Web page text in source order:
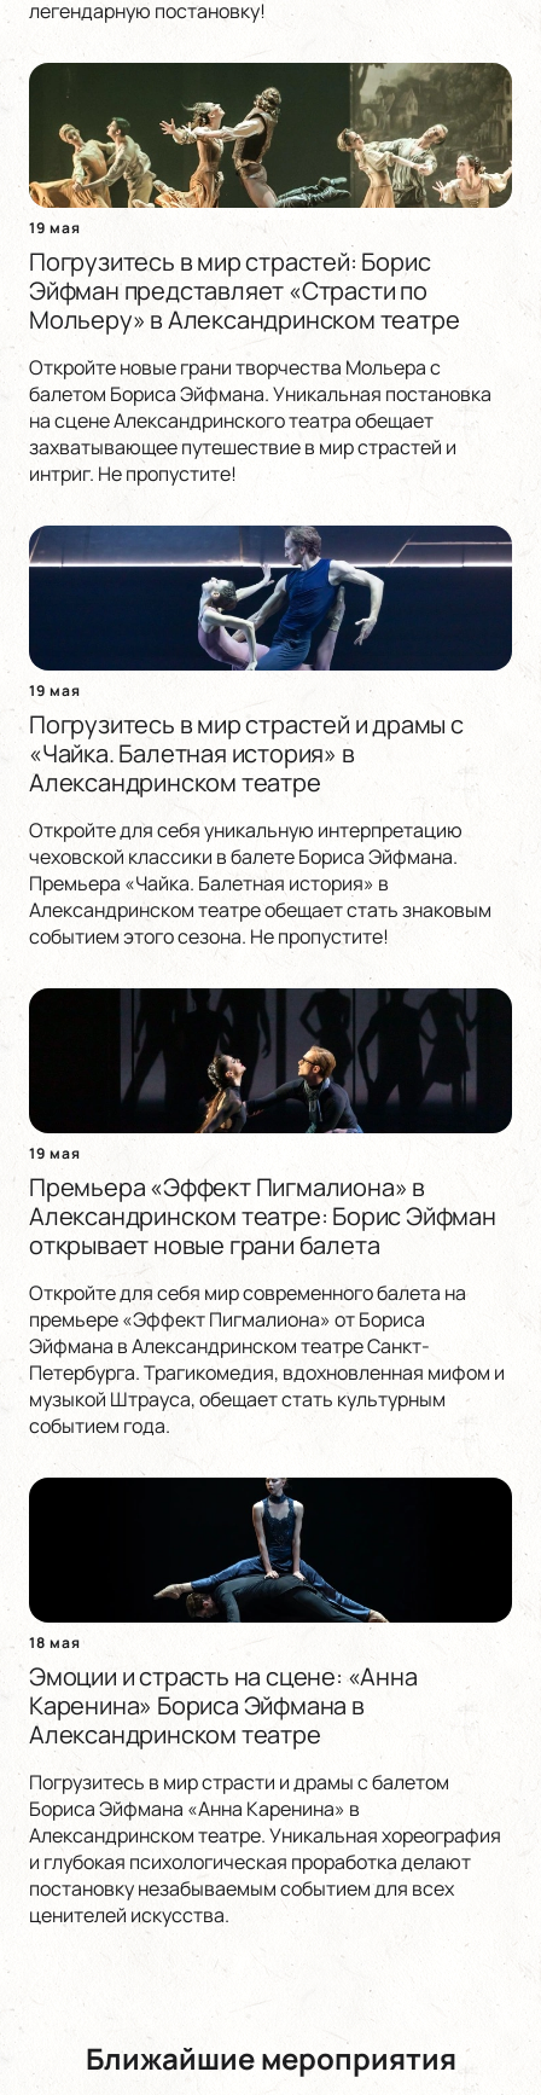
легендарную постановку!
19 мая
Погрузитесь в мир страстей: Борис
Эйфман представляет «Страсти по
Мольеру» в Александринском театре
Откройте новые грани творчества Мольера с
балетом Бориса Эйфмана. Уникальная постановка
на сцене Александринского театра обещает
захватывающее путешествие в мир страстей и
интриг. Не пропустите!
19 мая
Погрузитесь в мир страстей и драмы с
«Чайка. Балетная история» в
Александринском театре
Откройте для себя уникальную интерпретацию
чеховской классики в балете Бориса Эйфмана.
Премьера «Чайка. Балетная история» в
Александринском театре обещает стать знаковым
событием этого сезона. Не пропустите!
19 мая
Премьера «Эффект Пигмалиона» в
Александринском театре: Борис Эйфман
открывает новые грани балета
Откройте для себя мир современного балета на
премьере «Эффект Пигмалиона» от Бориса
Эйфмана в Александринском театре Санкт-
Петербурга. Трагикомедия, вдохновленная мифом и
музыкой Штрауса, обещает стать культурным
событием года.
18 мая
Эмоции и страсть на сцене: «Анна
Каренина» Бориса Эйфмана в
Александринском театре
Погрузитесь в мир страсти и драмы с балетом
Бориса Эйфмана «Анна Каренина» в
Александринском театре. Уникальная хореография
и глубокая психологическая проработка делают
постановку незабываемым событием для всех
ценителей искусства.
Ближайшие мероприятия